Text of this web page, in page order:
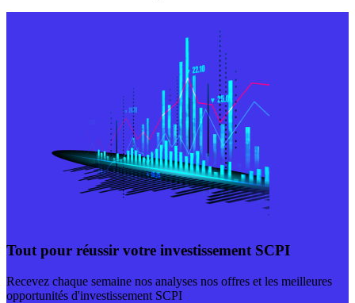
Tout pour réussir votre investissement SCPI
Recevez chaque semaine nos analyses nos offres et les meilleures
opportunités d'investissement SCPI